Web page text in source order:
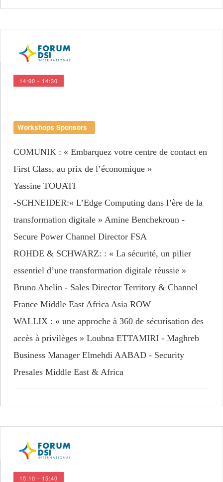
14:00 - 14:30
Workshops Sponsors
COMUNIK : « Embarquez votre centre de contact en
First Class, au prix de l’économique »
Yassine TOUATI
-SCHNEIDER:« L’Edge Computing dans l’ère de la
transformation digitale » Amine Benchekroun -
Secure Power Channel Director FSA
ROHDE & SCHWARZ: : « La sécurité, un pilier
essentiel d’une transformation digitale réussie »
Bruno Abelin - Sales Director Territory & Channel
France Middle East Africa Asia ROW
WALLIX : « une approche à 360 de sécurisation des
accès à privilèges » Loubna ETTAMIRI - Maghreb
Business Manager Elmehdi AABAD - Security
Presales Middle East & Africa
15:10 - 15:40